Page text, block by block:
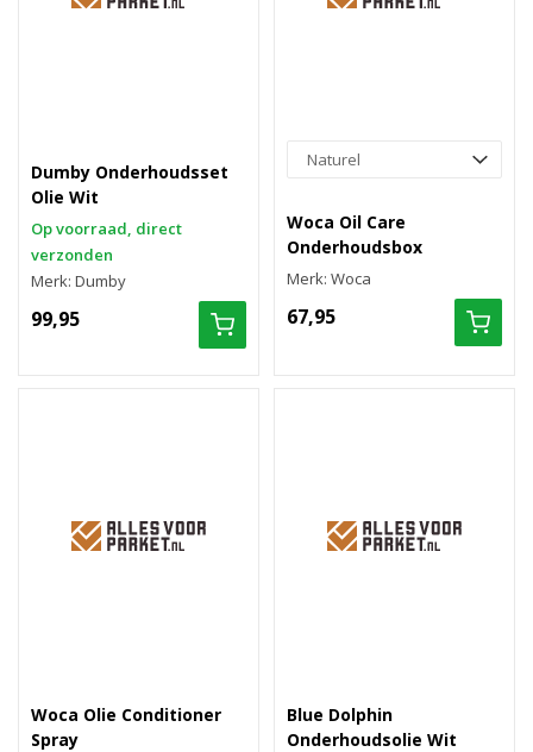
Dumby Onderhoudsset
Olie Wit
Op voorraad, direct
verzonden
Merk: Dumby
99,95
Woca Oil Care
Onderhoudsbox
Merk: Woca
67,95
Woca Olie Conditioner
Spray
Blue Dolphin
Onderhoudsolie Wit